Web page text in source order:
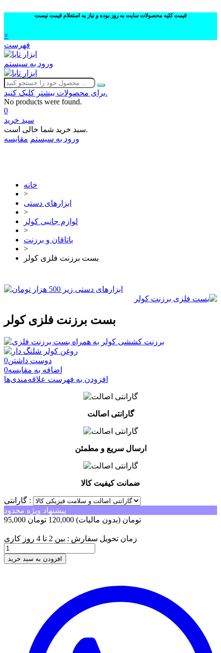
قیمت کلیه محصولات سایت به روز بوده و نیاز به استعلام قیمت نیست
×
فهرست
ورود به سیستم
برای محصولات بیشتر کلیک کنید.
No products were found.
0
سبد خرید
سبد خرید شما خالی است.
ورود به سیستم مقایسه
خانه
>
ابزارهای دستی
>
لوازم جانبی کولر
>
یاتاقان و برزنت
>
بست برزنت فلزی کولر
بست برزنت فلزی کولر
دوست داشتن0
اضافه به مقایسه0
افزودن به فهرست علاقه‌مندی‌ها
گارانتی اصالت
ارسال سریع و مطمئن
ضمانت کیفیت کالا
گارانتی :
پیشنهاد ویژه محدود
95,000 تومان (بدون مالیات) 120,000 تومان
زمان تحویل سفارش : بین 2 تا 4 روز کاری
افزودن به سبد خرید